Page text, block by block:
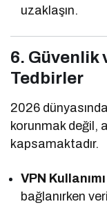
uzaklaşın.
6. Güvenlik
Tedbirler
2026
korunmak değil,
kapsamaktadır.
VPN
bağlanırken